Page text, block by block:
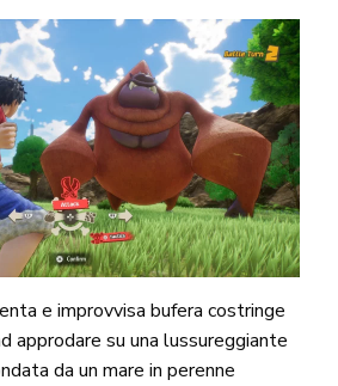
e improvvisa bufera costringe
approdare su una lussureggiante
da un mare in perenne